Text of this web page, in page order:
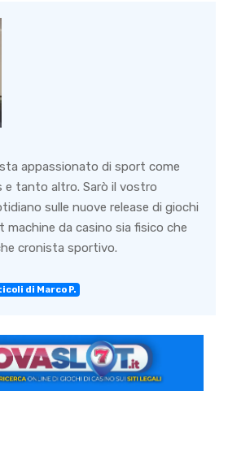
appassionato di sport come
e tanto altro. Sarò il vostro
sulle nuove release di giochi
machine da casino sia fisico che
cronista sportivo.
di Marco P.